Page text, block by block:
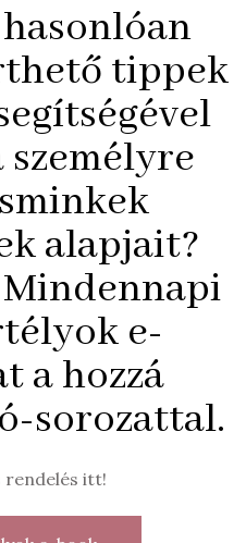
tippek
alapjait?
e-
a hozzá
sorozattal.
rendelés itt!